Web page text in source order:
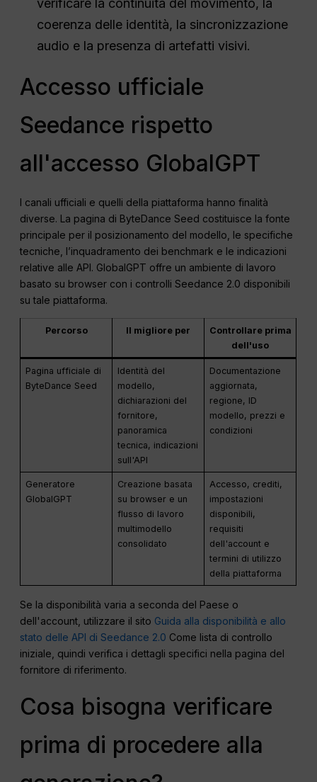
coerenza delle identità, la sincronizzazione
audio e la presenza di artefatti visivi.
Accesso ufficiale
Seedance rispetto
all'accesso GlobalGPT
I canali ufficiali e quelli della piattaforma hanno finalità
diverse. La pagina di ByteDance Seed costituisce la fonte
principale per il posizionamento del modello, le specifiche
tecniche, l’inquadramento dei benchmark e le indicazioni
relative alle API. GlobalGPT offre un ambiente di lavoro
basato su browser con i controlli Seedance 2.0 disponibili
su tale piattaforma.
Percorso Il migliore per
Controllare prima
dell'uso
Pagina ufficiale di
ByteDance Seed
Identità del
modello,
dichiarazioni del
fornitore,
panoramica
tecnica, indicazioni
sull'API
Documentazione
aggiornata,
regione, ID
modello, prezzi e
condizioni
Generatore
GlobalGPT
Creazione basata
su browser e un
flusso di lavoro
multimodello
consolidato
Accesso, crediti,
impostazioni
disponibili,
requisiti
dell'account e
termini di utilizzo
della piattaforma
Se la disponibilità varia a seconda del Paese o
dell'account, utilizzare il sito Guida alla disponibilità e allo
stato delle API di Seedance 2.0 Come lista di controllo
iniziale, quindi verifica i dettagli specifici nella pagina del
fornitore di riferimento.
Cosa bisogna verificare
prima di procedere alla